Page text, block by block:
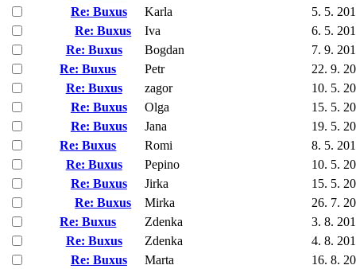
Re: Buxus
Karla
5. 5.
Re: Buxus
Iva
6. 5.
Re: Buxus
Bogdan
7. 9.
Re: Buxus
Petr
22. 9.
Re: Buxus
zagor
10. 5.
Re: Buxus
Olga
15. 5.
Re: Buxus
Jana
19. 5.
Re: Buxus
Romi
8. 5.
Re: Buxus
Pepino
10. 5.
Re: Buxus
Jirka
15. 5.
Re: Buxus
Mirka
26. 7.
Re: Buxus
Zdenka
3. 8.
Re: Buxus
Zdenka
4. 8.
Re: Buxus
Marta
16. 8.